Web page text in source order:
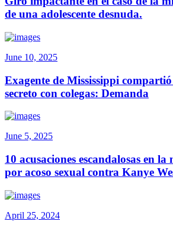
de una adolescente desnuda.
June 10, 2025
Exagente de Mississippi
secreto con colegas: Demanda
June 5, 2025
10 acusaciones escandalosas en
por acoso sexual contra Kanye
April 25, 2024